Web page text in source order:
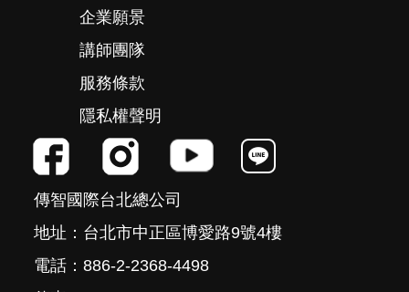
企業願景
講師團隊
服務條款
隱私權聲明
傳智國際台北總公司
地址：台北市中正區博愛路9號4樓
電話：886-2-2368-4498